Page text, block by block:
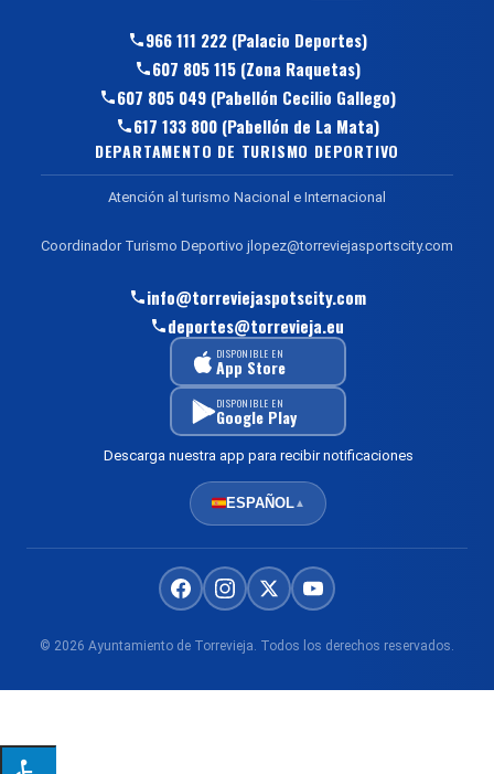
966 111 222 (Palacio Deportes)
607 805 115 (Zona Raquetas)
607 805 049 (Pabellón Cecilio Gallego)
617 133 800 (Pabellón de La Mata)
DEPARTAMENTO DE TURISMO DEPORTIVO
Atención al turismo Nacional e Internacional
Coordinador Turismo Deportivo jlopez@torreviejasportscity.com
info@torreviejaspotscity.com
deportes@torrevieja.eu
DISPONIBLE EN
App Store
DISPONIBLE EN
Google Play
Descarga nuestra app para recibir notificaciones
ESPAÑOL▲
© 2026 Ayuntamiento de Torrevieja. Todos los derechos reservados.